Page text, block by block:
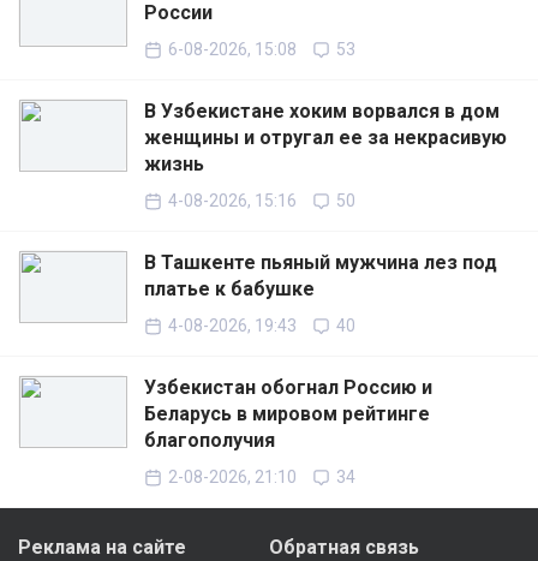
России
6-08-2026, 15:08 53
В Узбекистане хоким ворвался в дом
женщины и отругал ее за некрасивую
жизнь
4-08-2026, 15:16 50
В Ташкенте пьяный мужчина лез под
платье к бабушке
4-08-2026, 19:43 40
Узбекистан обогнал Россию и
Беларусь в мировом рейтинге
благополучия
2-08-2026, 21:10 34
Реклама на сайте Обратная связь